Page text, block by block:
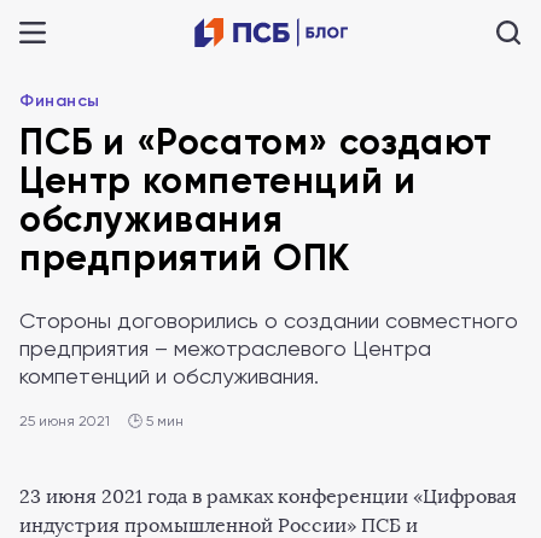
Финансы
ПСБ и «Росатом» создают
Центр компетенций и
обслуживания
предприятий ОПК
Стороны договорились о создании совместного
предприятия – межотраслевого Центра
компетенций и обслуживания.
25 июня 2021 🕒 5 мин
23 июня 2021 года в рамках конференции «Цифровая
индустрия промышленной России» ПСБ и